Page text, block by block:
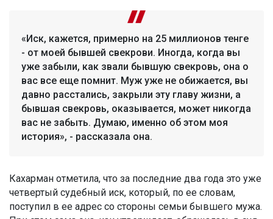
«Иск, кажется, примерно на 25 миллионов тенге
- от моей бывшей свекрови. Иногда, когда вы
уже забыли, как звали бывшую свекровь, она о
вас все еще помнит. Муж уже не обижается, вы
давно расстались, закрыли эту главу жизни, а
бывшая свекровь, оказывается, может никогда
вас не забыть. Думаю, именно об этом моя
история», - рассказала она.
Кахарман отметила, что за последние два года это уже
четвертый судебный иск, который, по ее словам,
поступил в ее адрес со стороны семьи бывшего мужа.